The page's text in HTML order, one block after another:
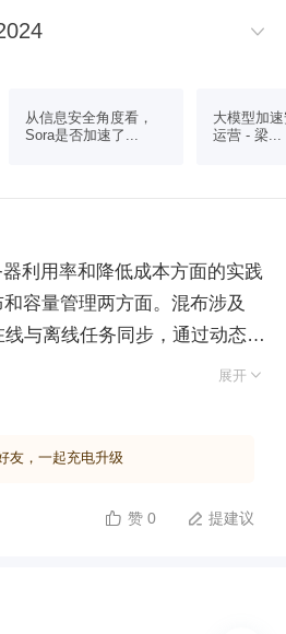

从信息安全角度看，
Sora是否加速了...
大模型加
运营 - 梁...
利用率和降低成本方面的实践
容量管理两方面。混布涉及
与离线任务同步，通过动态
线业务不受影响。针对视频编解
和流量控制机制实现隔离。引
业务的影响。GPU 共享调度通
理和预判功能。未来计划包括
展开 
友，一起充电升级
 赞 0  提建议